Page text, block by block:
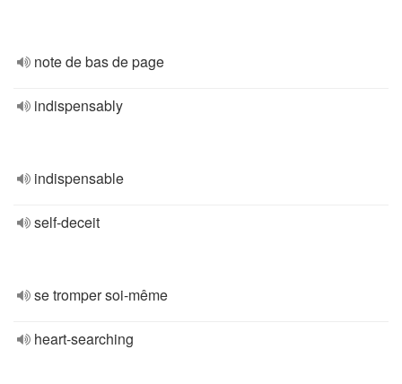
note de bas de page
indispensably
indispensable
self-deceit
se tromper soi-même
heart-searching